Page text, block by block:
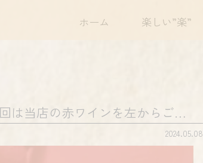
ホーム 楽しい”楽”
当店の赤ワインを左からご…
2024.05.08